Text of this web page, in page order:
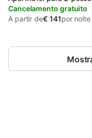
Cancelamento gratuito
A partir de€ 141por noite